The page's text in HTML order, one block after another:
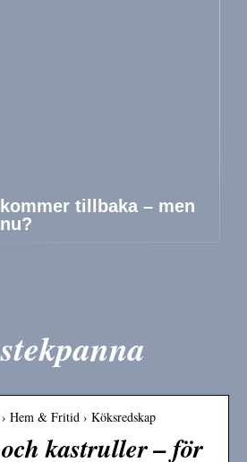
tillbaka – men
Hem & Fritid › Köksredskap
kastruller – för